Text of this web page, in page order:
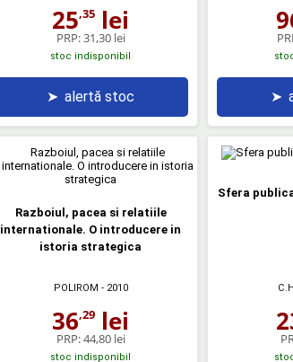
25,35 lei
PRP:31,30 lei
stoc indisponibil
➤ alertă stoc ➤
Razboiul, pacea si relatiile
internationale. O introducere in
istoria strategica
POLIROM - 2010
36,29 lei
PRP:44,80 lei
stoc indisponibil
Sfera